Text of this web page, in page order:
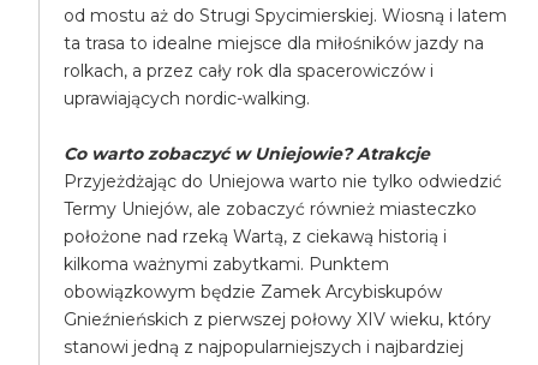
od mostu aż do Strugi Spycimierskiej. Wiosną i latem
ta trasa to idealne miejsce dla miłośników jazdy na
rolkach, a przez cały rok dla spacerowiczów i
uprawiających nordic-walking.
Co warto zobaczyć w Uniejowie? Atrakcje
Przyjeżdżając do Uniejowa warto nie tylko odwiedzić
Termy Uniejów, ale zobaczyć również miasteczko
położone nad rzeką Wartą, z ciekawą historią i
kilkoma ważnymi zabytkami. Punktem
obowiązkowym będzie Zamek Arcybiskupów
Gnieźnieńskich z pierwszej połowy XIV wieku, który
stanowi jedną z najpopularniejszych i najbardziej